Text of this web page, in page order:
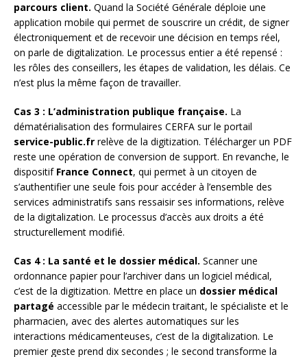
parcours client. Quand la Société Générale déploie une
application mobile qui permet de souscrire un crédit, de signer
électroniquement et de recevoir une décision en temps réel,
on parle de digitalization. Le processus entier a été repensé :
les rôles des conseillers, les étapes de validation, les délais. Ce
n’est plus la même façon de travailler.
Cas 3 : L’administration publique française. La
dématérialisation des formulaires CERFA sur le portail
service-public.fr relève de la digitization. Télécharger un PDF
reste une opération de conversion de support. En revanche, le
dispositif France Connect, qui permet à un citoyen de
s’authentifier une seule fois pour accéder à l’ensemble des
services administratifs sans ressaisir ses informations, relève
de la digitalization. Le processus d’accès aux droits a été
structurellement modifié.
Cas 4 : La santé et le dossier médical. Scanner une
ordonnance papier pour l’archiver dans un logiciel médical,
c’est de la digitization. Mettre en place un dossier médical
partagé accessible par le médecin traitant, le spécialiste et le
pharmacien, avec des alertes automatiques sur les
interactions médicamenteuses, c’est de la digitalization. Le
premier geste prend dix secondes ; le second transforme la